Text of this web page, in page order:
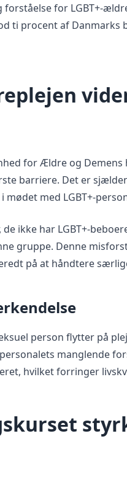
for LGBT+-
ti procent af Danmarks
for Ældre og Demens
barriere. Det er
med LGBT+-
ikke har LGBT+-
gruppe. Denne
på at håndtere
person flytter på
manglende
hvilket forringer